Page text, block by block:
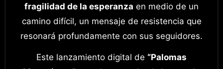
fragilidad de la esperanza en medio de un
camino difícil, un mensaje de resistencia que
resonará profundamente con sus seguidores.
Este lanzamiento digital de “Palomas